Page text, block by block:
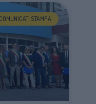
COMUNICATI STAMPA